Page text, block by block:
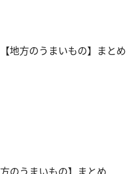
地方のうまいもの】まとめ